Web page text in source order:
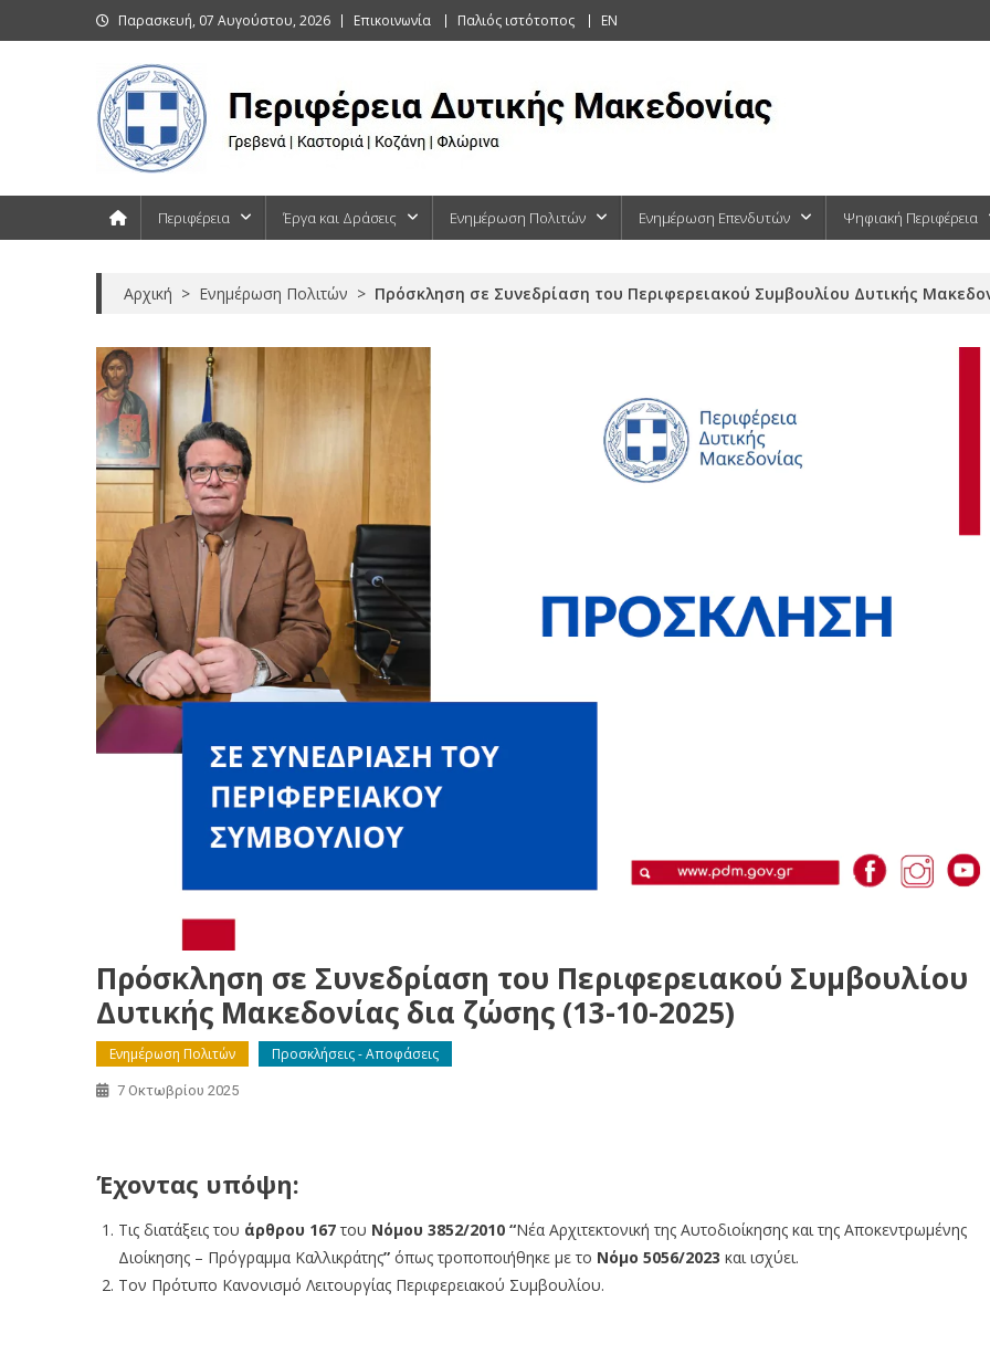
to
Παρασκευή, 07 Αυγούστου, 2026 Επικοινωνία Παλιός ιστότοπος EN
Περιφέρεια Έργα και Δράσεις Ενημέρωση Πολιτών Ενημέρωση Επενδυτών Ψηφιακή Περιφέρεια
Αρχική > Ενημέρωση Πολιτών > Πρόσκληση σε Συνεδρίαση του Περιφερειακού Συμβουλίου Δυτικής
Πρόσκληση σε Συνεδρίαση του Περιφερειακού Συμβουλίου
Δυτικής Μακεδονίας δια ζώσης (13-10-2025)
Ενημέρωση Πολιτών Προσκλήσεις - Αποφάσεις
7 Οκτωβρίου 2025
Έχοντας υπόψη:
Τις διατάξεις του άρθρου 167 του Νόμου 3852/2010 “Νέα Αρχιτεκτονική της Αυτοδιοίκησης και της Αποκεντρωμένης
Διοίκησης – Πρόγραμμα Καλλικράτης” όπως τροποποιήθηκε με το Νόμο 5056/2023 και ισχύει.
Τον Πρότυπο Κανονισμό Λειτουργίας Περιφερειακού Συμβουλίου.